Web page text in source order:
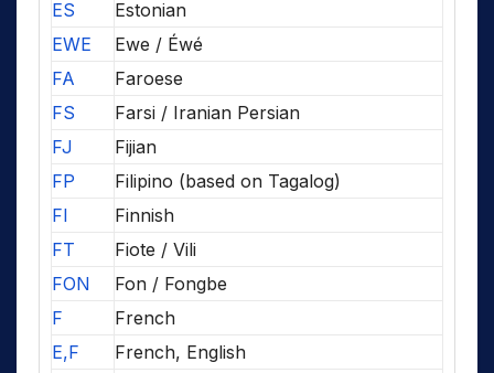
ES
Estonian
EWE
Ewe / Éwé
FA
Faroese
FS
Farsi / Iranian Persian
FJ
Fijian
FP
Filipino (based on Tagalog)
FI
Finnish
FT
Fiote / Vili
FON
Fon / Fongbe
F
French
E,F
French, English